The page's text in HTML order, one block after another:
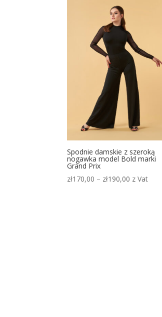
Spodnie damskie z szeroką
nogawka model Bold marki
Grand Prix
zł170,00 – zł190,00 Zakres
z Vat